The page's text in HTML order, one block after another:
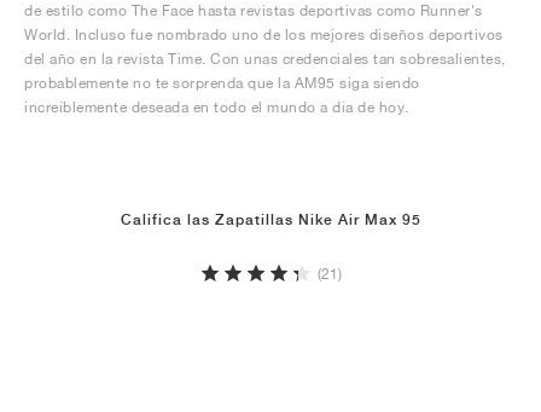
de estilo como The Face hasta revistas deportivas como Runner's
World. Incluso fue nombrado uno de los mejores diseños deportivos
del año en la revista Time. Con unas credenciales tan sobresalientes,
probablemente no te sorprenda que la AM95 siga siendo
increíblemente deseada en todo el mundo a día de hoy.
Califica las Zapatillas Nike Air Max 95
(21)